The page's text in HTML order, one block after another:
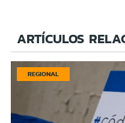
ARTÍCULOS
REGIONAL